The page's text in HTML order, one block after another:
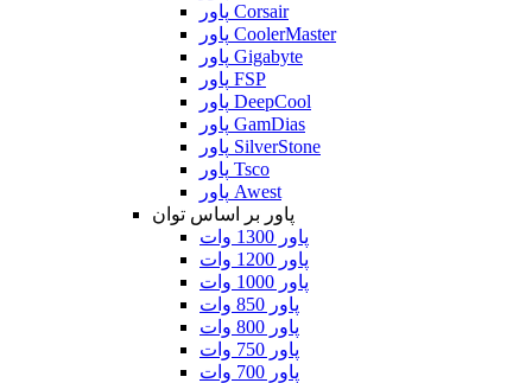
پاور Corsair
پاور CoolerMaster
پاور Gigabyte
پاور FSP
پاور DeepCool
پاور GamDias
پاور SilverStone
پاور Tsco
پاور Awest
پاور بر اساس توان
پاور 1300 وات
پاور 1200 وات
پاور 1000 وات
پاور 850 وات
پاور 800 وات
پاور 750 وات
پاور 700 وات